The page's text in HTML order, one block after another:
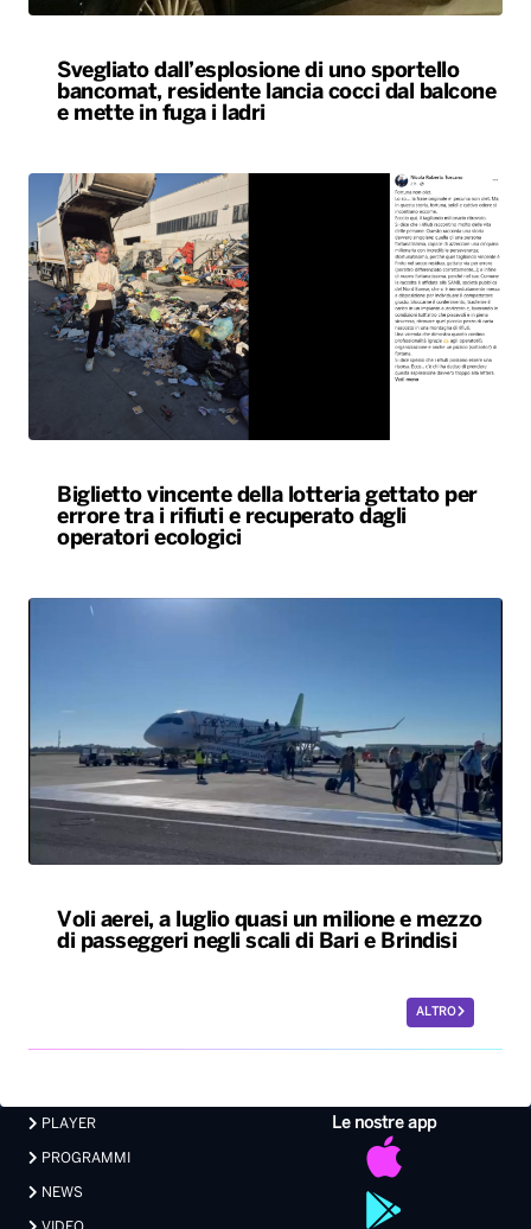
Biglietto vincente della lotteria gettato per
errore tra i rifiuti e recuperato dagli
operatori ecologici
Voli aerei, a luglio quasi un milione e mezzo
di passeggeri negli scali di Bari e Brindisi
ALTRO
Le nostre app
PLAYER
LAVORA CON NOI